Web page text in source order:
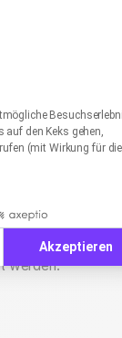
Passen
auf den Keks gehen,
(mit Wirkung für die
Akzeptieren
auf das
zu
haben,
werden.